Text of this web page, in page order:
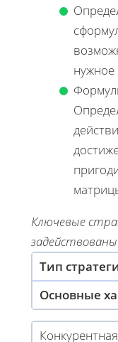
нужное
Ключевые
Тип
Основные